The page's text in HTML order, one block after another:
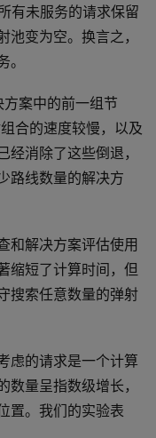
有未服务的请求保留
变为空。换言之，
案中的前一组节
合的速度较慢，以及
消除了这些倒退，
路线数量的解决方
和解决方案评估使用
缩短了计算时间，但
搜索任意数量的弹射
虑的请求是一个计算
量呈指数级增长，
置。我们的实验表